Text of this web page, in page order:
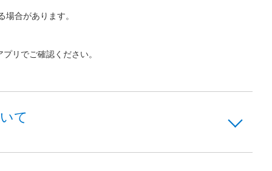
合があります。
リでご確認ください。
て